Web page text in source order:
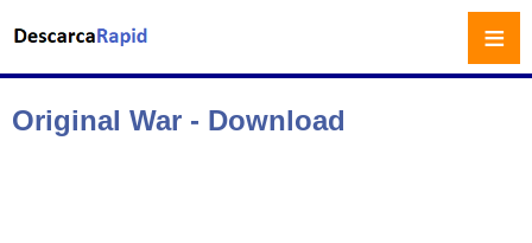
Original War - Download
≡